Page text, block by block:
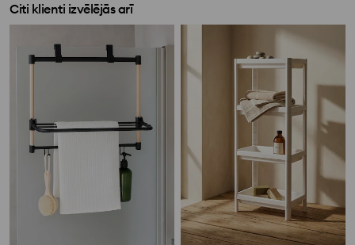
Citi klienti izvēlējās arī